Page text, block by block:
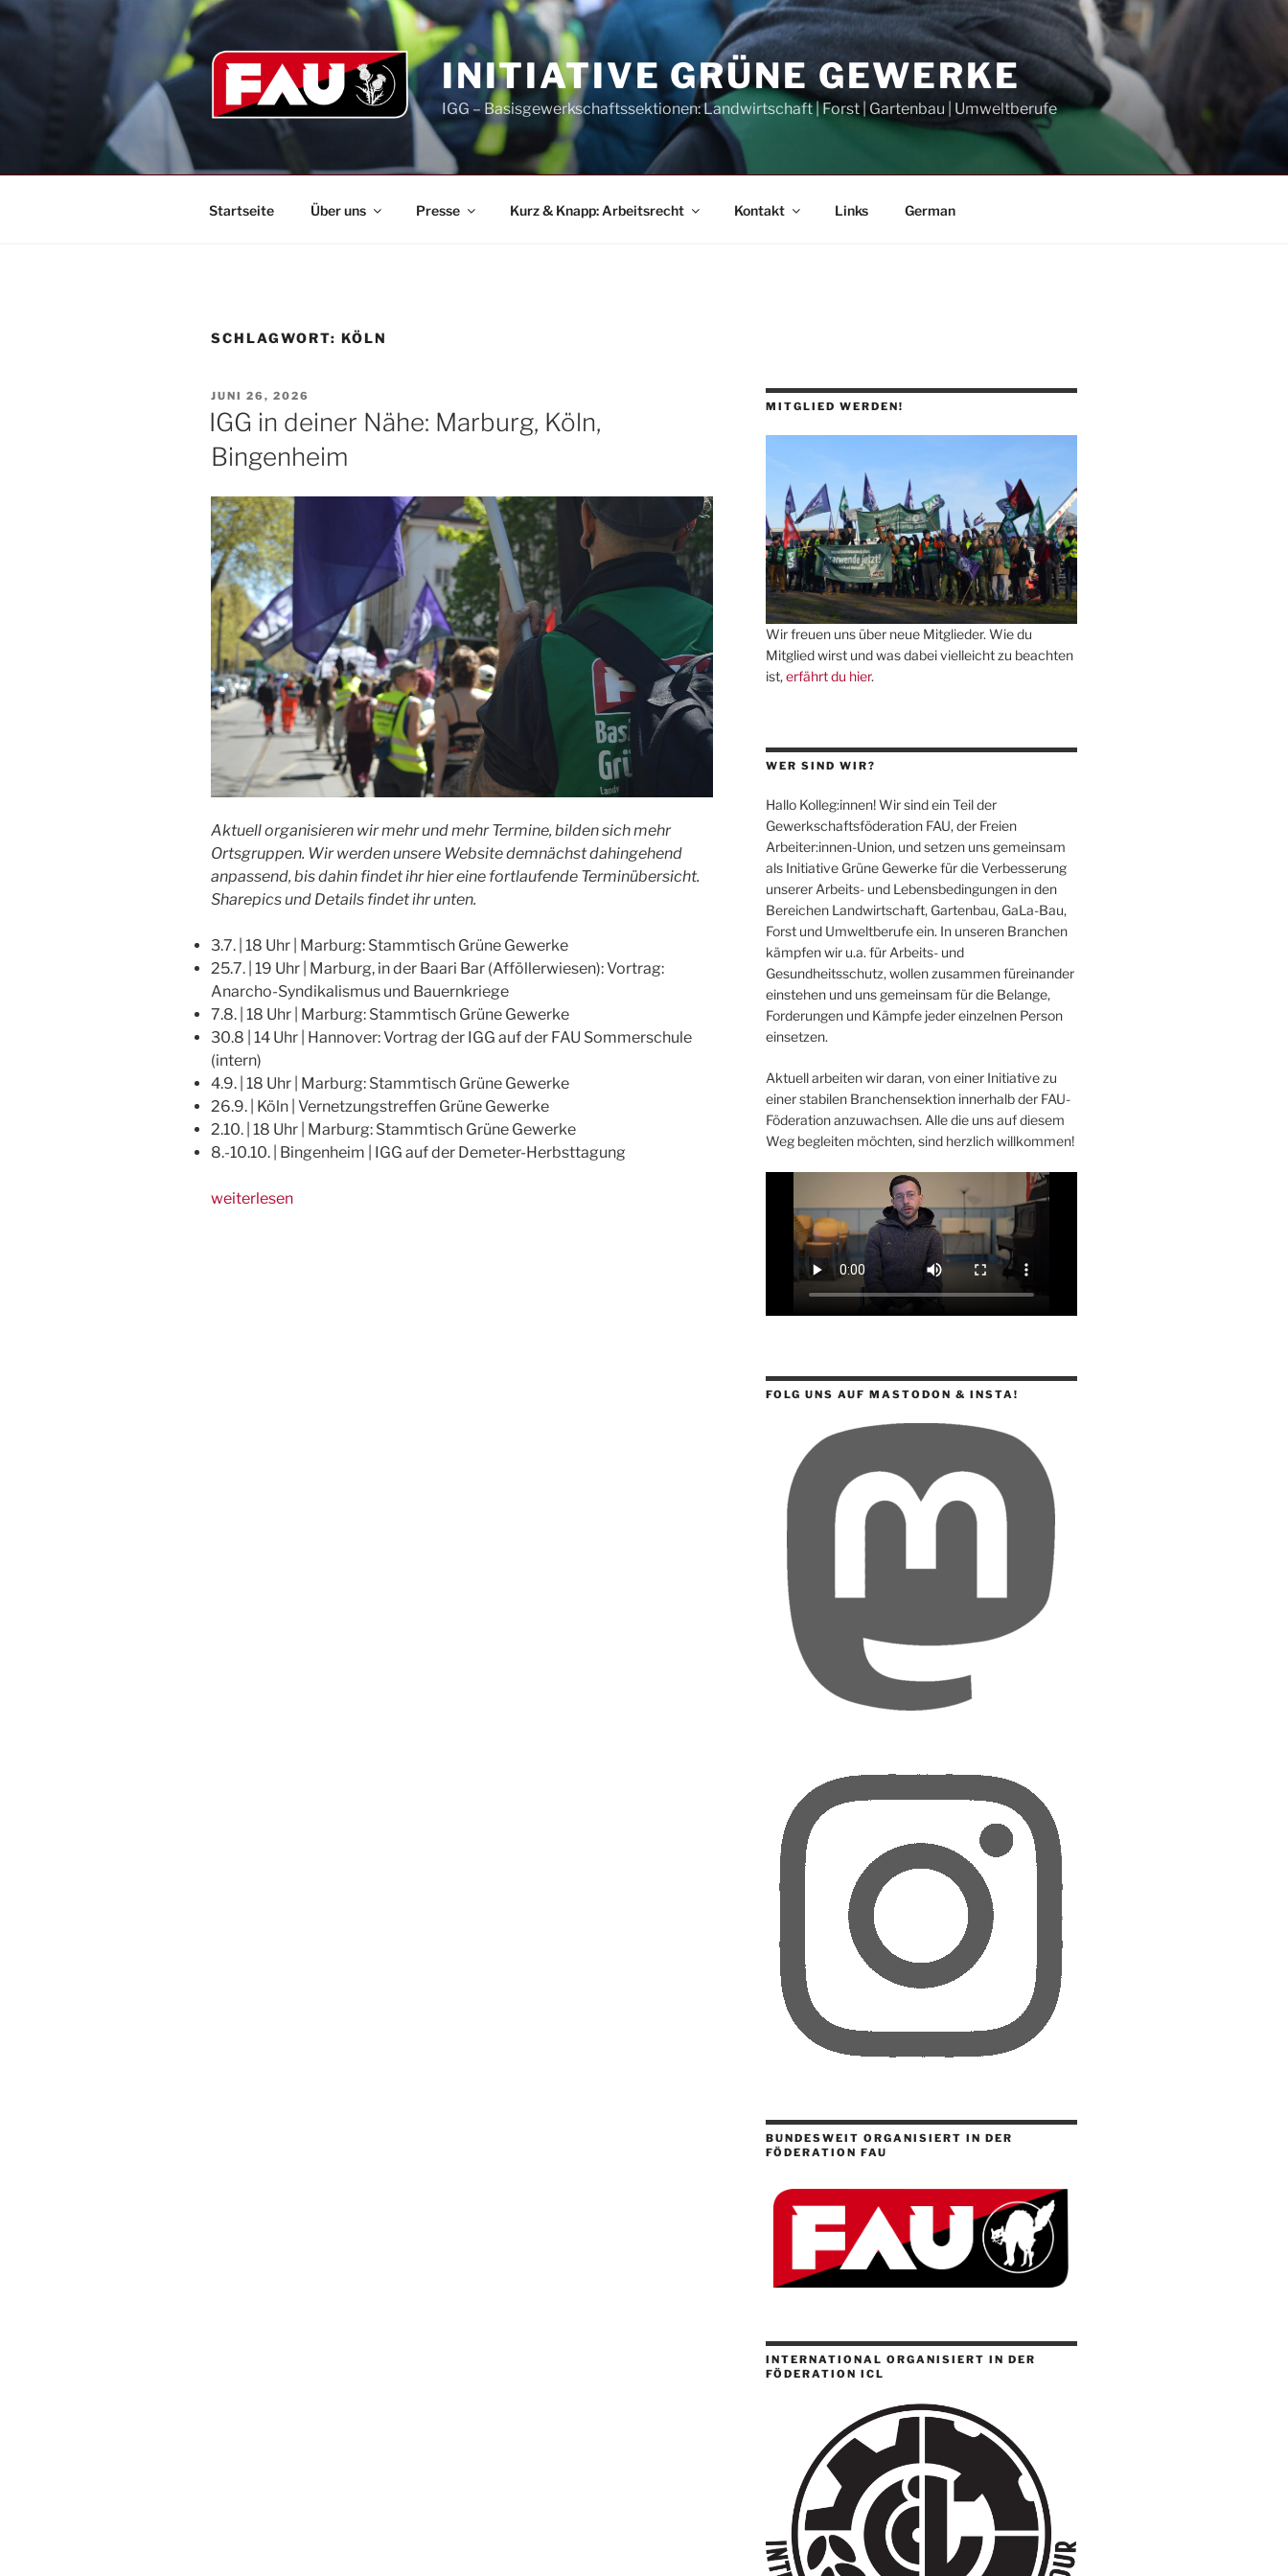
Zum
INITIATIVE GRÜNE GEWERKE
IGG – Basisgewerkschaftssektionen: Landwirtschaft | Forst | Gartenbau | Umweltberufe
Startseite Über uns Presse Kurz & Knapp: Arbeitsrecht Kontakt Links German
SCHLAGWORT: KÖLN
VERÖFFENTLICHT
AM
JUNI 26, 2026
IGG in deiner Nähe: Marburg, Köln,
Bingenheim
Aktuell organisieren wir mehr und mehr Termine, bilden sich mehr
Ortsgruppen. Wir werden unsere Website demnächst dahingehend
anpassend, bis dahin findet ihr hier eine fortlaufende Terminübersicht.
Sharepics und Details findet ihr unten.
3.7. | 18 Uhr | Marburg: Stammtisch Grüne Gewerke
25.7. | 19 Uhr | Marburg, in der Baari Bar (Afföllerwiesen): Vortrag:
Anarcho-Syndikalismus und Bauernkriege
7.8. | 18 Uhr | Marburg: Stammtisch Grüne Gewerke
30.8 | 14 Uhr | Hannover: Vortrag der IGG auf der FAU Sommerschule
(intern)
4.9. | 18 Uhr | Marburg: Stammtisch Grüne Gewerke
26.9. | Köln | Vernetzungstreffen Grüne Gewerke
2.10. | 18 Uhr | Marburg: Stammtisch Grüne Gewerke
8.-10.10. | Bingenheim | IGG auf der Demeter-Herbsttagung
„IGG
weiterlesen
MITGLIED WERDEN!
Wir freuen uns über neue Mitglieder. Wie du
Mitglied wirst und was dabei vielleicht zu beachten
ist,erfährt du hier.
WER SIND WIR?
Hallo Kolleg:innen! Wir sind ein Teil der
Gewerkschaftsföderation FAU, der Freien
Arbeiter:innen-Union, und setzen uns gemeinsam
als Initiative Grüne Gewerke für die Verbesserung
unserer Arbeits- und Lebensbedingungen in den
Bereichen Landwirtschaft, Gartenbau, GaLa-Bau,
Forst und Umweltberufe ein. In unseren Branchen
kämpfen wir u.a. für Arbeits- und
Gesundheitsschutz, wollen zusammen füreinander
einstehen und uns gemeinsam für die Belange,
Forderungen und Kämpfe jeder einzelnen Person
einsetzen.
Aktuell arbeiten wir daran, von einer Initiative zu
einer stabilen Branchensektion innerhalb der FAU-
Föderation anzuwachsen. Alle die uns auf diesem
Weg begleiten möchten, sind herzlich willkommen!
FOLG UNS AUF MASTODON & INSTA!
BUNDESWEIT ORGANISIERT IN DER
FÖDERATION FAU
INTERNATIONAL ORGANISIERT IN DER
FÖDERATION ICL